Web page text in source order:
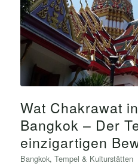
Wat Chakrawat
Bangkok – Der
einzigartigen
Bangkok, Tempel & Kulturstätten